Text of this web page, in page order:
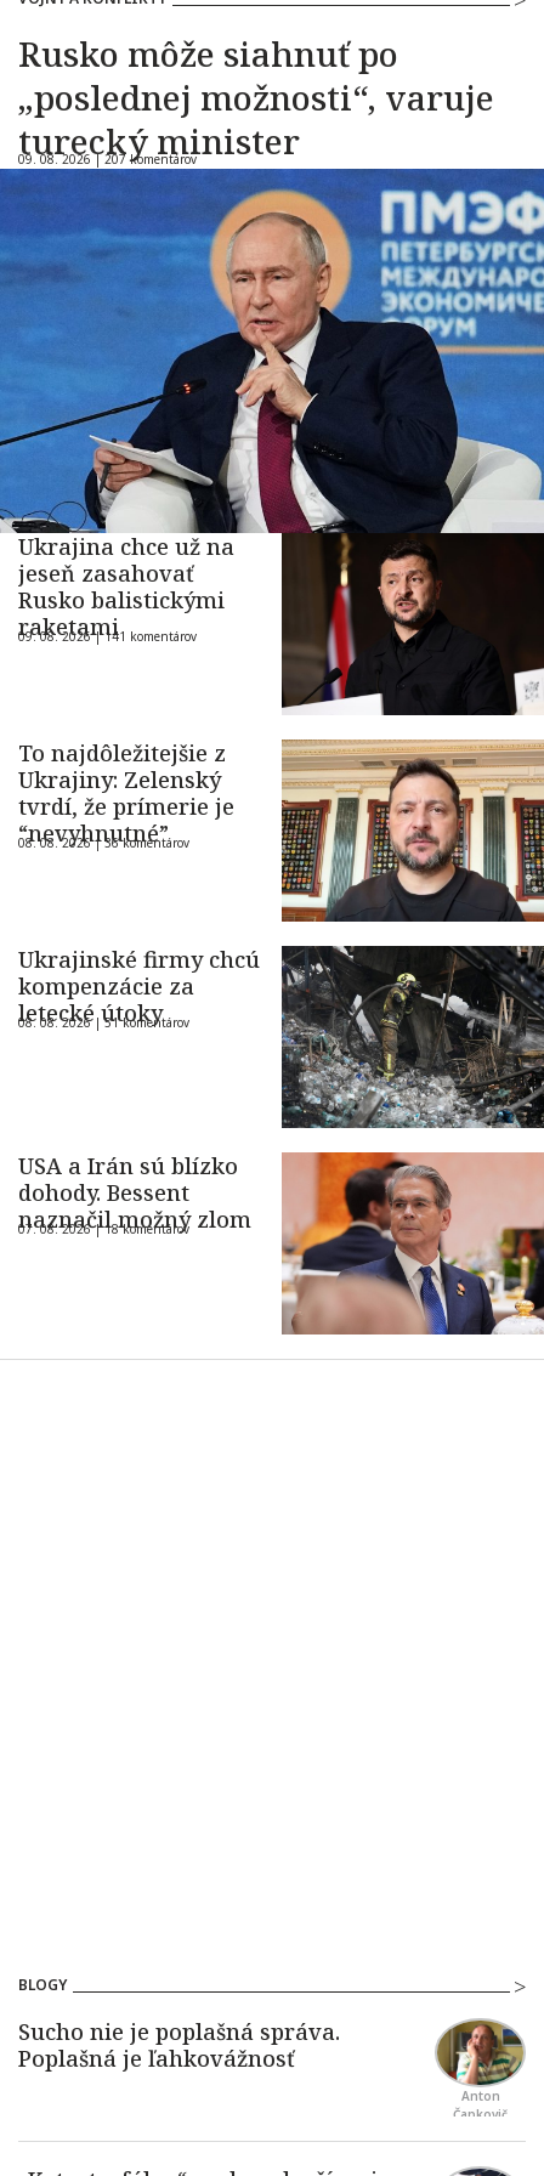
Rusko môže siahnuť po
„poslednej možnosti“, varuje
turecký minister
09. 08. 2026 |207 komentárov
Ukrajina chce už na
jeseň zasahovať
Rusko balistickými
raketami
09. 08. 2026 |141 komentárov
To najdôležitejšie z
Ukrajiny: Zelenský
tvrdí, že prímerie je
“nevyhnutné”
08. 08. 2026 |36 komentárov
Ukrajinské firmy chcú
kompenzácie za
letecké útoky
08. 08. 2026 |51 komentárov
USA a Irán sú blízko
dohody. Bessent
naznačil možný zlom
07. 08. 2026 |18 komentárov
BLOGY
Anton
Čapkovič